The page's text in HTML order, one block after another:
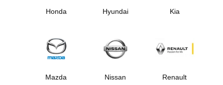
Honda Hyundai Kia
Mazda Nissan Renault